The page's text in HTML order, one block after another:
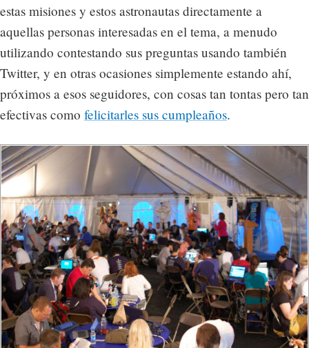
estas misiones y estos astronautas directamente a
aquellas personas interesadas en el tema, a menudo
utilizando contestando sus preguntas usando también
Twitter, y en otras ocasiones simplemente estando ahí,
próximos a esos seguidores, con cosas tan tontas pero tan
efectivas como felicitarles sus cumpleaños.